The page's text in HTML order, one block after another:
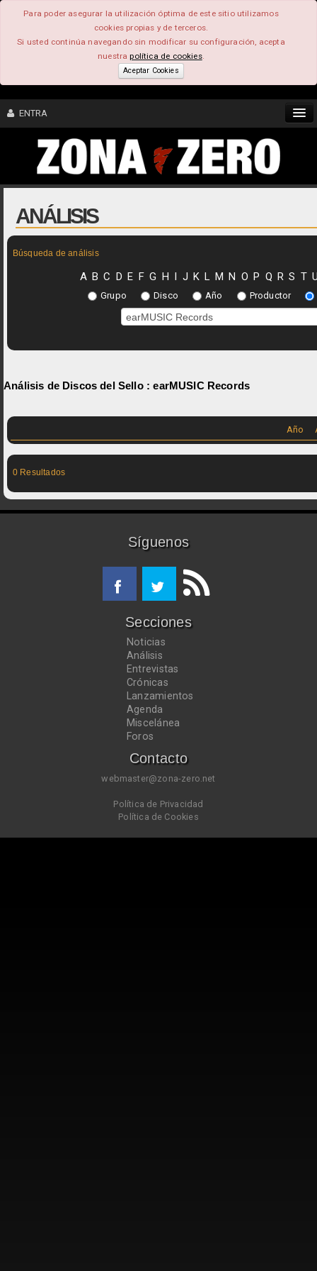
Para poder asegurar la utilización óptima de este sitio utilizamos
cookies propias y de terceros.
Si usted continúa navegando sin modificar su configuración, acepta
nuestrapolítica de cookies.
Aceptar Cookies
ENTRA
CONTENIDO
COMUNIDAD
FEEEDBACK
ANÁLISIS
Búsqueda de análisis
A B C D E F G H I J K L M N O P Q R S T
Grupo Disco Año Productor
Análisis de Discos del Sello :earMUSIC Records
Año
0 Resultados
Síguenos
Secciones
Noticias
Análisis
Entrevistas
Crónicas
Lanzamientos
Agenda
Miscelánea
Foros
Contacto
webmaster@zona-zero.net
Política de Privacidad
Política de Cookies